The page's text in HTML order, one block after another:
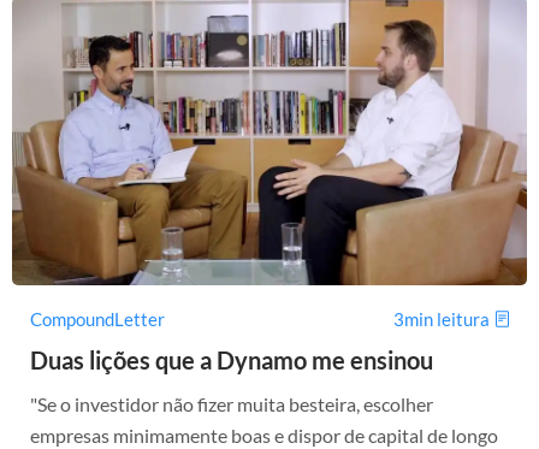
CompoundLetter 3min leitura
Duas lições que a Dynamo me ensinou
"Se o investidor não fizer muita besteira, escolher
empresas minimamente boas e dispor de capital de longo